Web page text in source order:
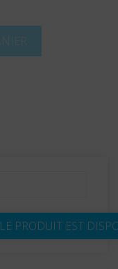
PRODUIT EST